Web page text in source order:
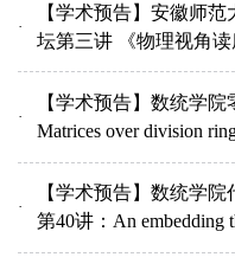
【学术预告】安徽师
坛第三讲 《物理视角读
【学术预告】数统学院
Matrices over division
Hermitian matric...
【学术预告】数统学
第40讲：An embedding
form lemma on tr...